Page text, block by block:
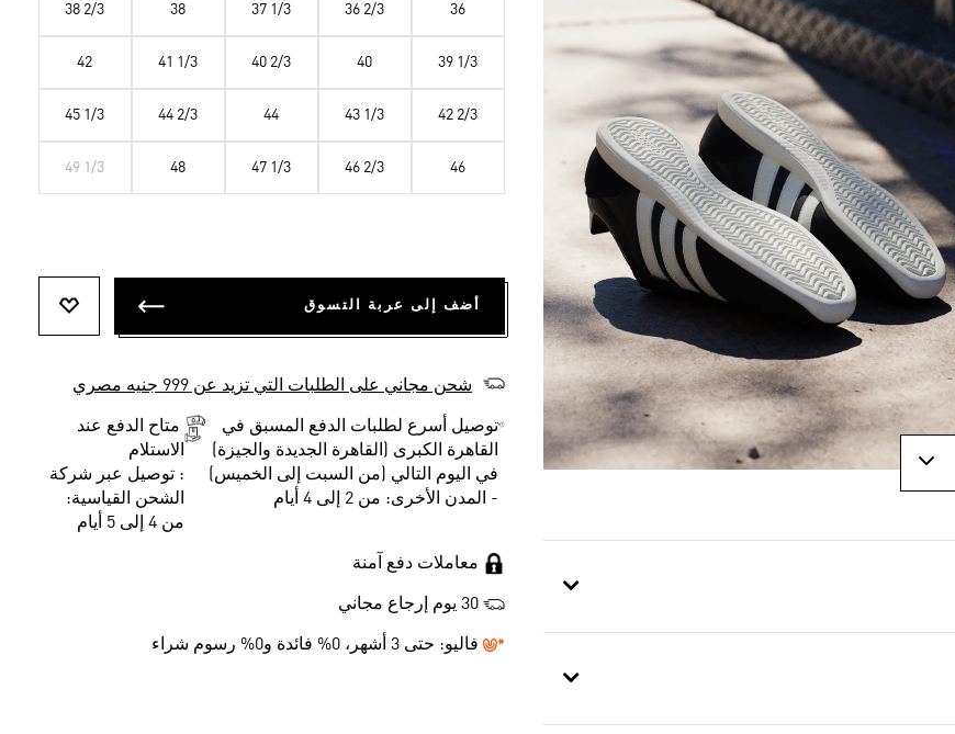
36
36 2/3
37 1/3
38
38 2/3
39 1/3
40
40 2/3
41 1/3
42
42 2/3
43 1/3
44
44 2/3
45 1/3
46
46 2/3
47 1/3
48
49 1/3
أضف إلى عربة التسوق
شحن مجاني على الطلبات التي تزيد عن 999 جنيه مصري
توصيل أسرع لطلبات الدفع المسبق في
القاهرة الكبرى (القاهرة الجديدة والجيزة)
في اليوم التالي (من السبت إلى الخميس)
- المدن الأخرى: من 2 إلى 4 أيام
متاح الدفع عند
الاستلام
: توصيل عبر شركة
الشحن القياسية:
من 4 إلى 5 أيام
معاملات دفع آمنة
30 يوم إرجاع مجاني
فاليو: حتى 3 أشهر، 0% فائدة و0% رسوم شراء